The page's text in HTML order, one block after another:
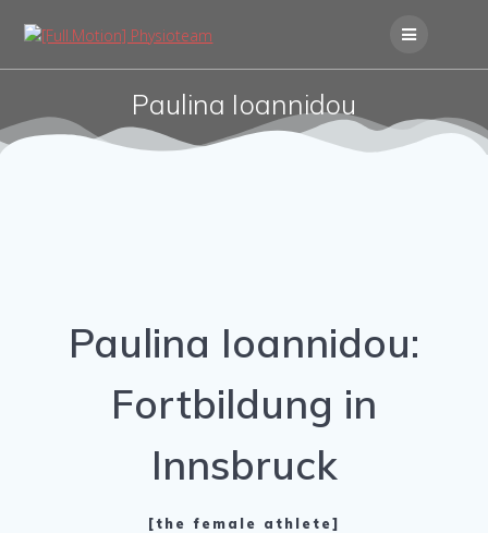
Paulina Ioannidou
Paulina Ioannidou:
Fortbildung in
Innsbruck
[the female athlete]